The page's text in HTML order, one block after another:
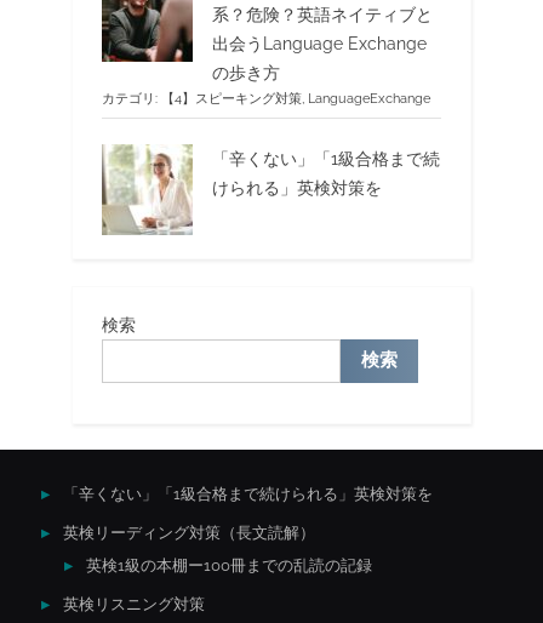
系？危険？英語ネイティブと
出会うLanguage Exchange
の歩き方
カテゴリ: 【4】スピーキング対策, LanguageExchange
「辛くない」「1級合格まで続
けられる」英検対策を
検索
検索
「辛くない」「1級合格まで続けられる」英検対策を
英検リーディング対策（長文読解）
英検1級の本棚ー100冊までの乱読の記録
英検リスニング対策